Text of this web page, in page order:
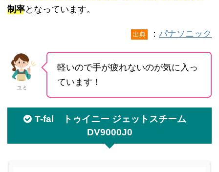
制率となっています。
出典 ： パナソニック
ユミ
軽いので手が疲れないのが気に入っ
ています！
T-fal トゥイニー ジェットスチーム
DV9000J0